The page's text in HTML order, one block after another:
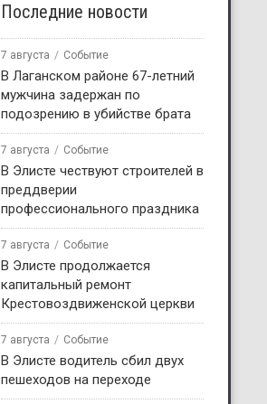
Последние новости
7 августа Событие
В Лаганском районе 67-летний
мужчина задержан по
подозрению в убийстве брата
7 августа Событие
В Элисте чествуют строителей в
преддверии
профессионального праздника
7 августа Событие
В Элисте продолжается
капитальный ремонт
Крестовоздвиженской церкви
7 августа Событие
В Элисте водитель сбил двух
пешеходов на переходе